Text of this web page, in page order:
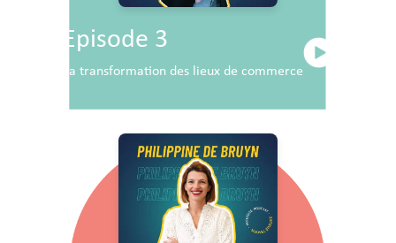
Episode 3
La transformation des lieux de commerce